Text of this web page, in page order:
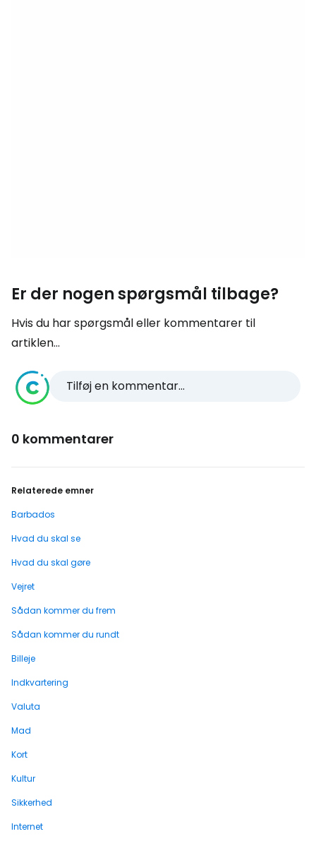
Er der nogen spørgsmål tilbage?
Hvis du har spørgsmål eller kommentarer til
artiklen...
Tilføj en kommentar...
0 kommentarer
Relaterede emner
Barbados
Hvad du skal se
Hvad du skal gøre
Vejret
Sådan kommer du frem
Sådan kommer du rundt
Billeje
Indkvartering
Valuta
Mad
Kort
Kultur
Sikkerhed
Internet